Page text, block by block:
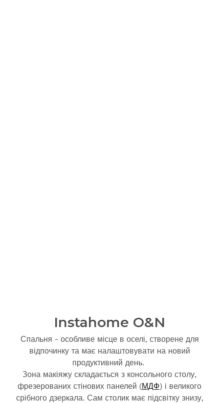
Instahome O&N
Спальня - особливе місце в оселі, створене для
відпочинку та має налаштовувати на новий
продуктивний день.
Зона макіяжу складається з консольного столу,
фрезерованих стінових панелей (МДФ) і великого
срібного дзеркала. Сам столик має підсвітку знизу,